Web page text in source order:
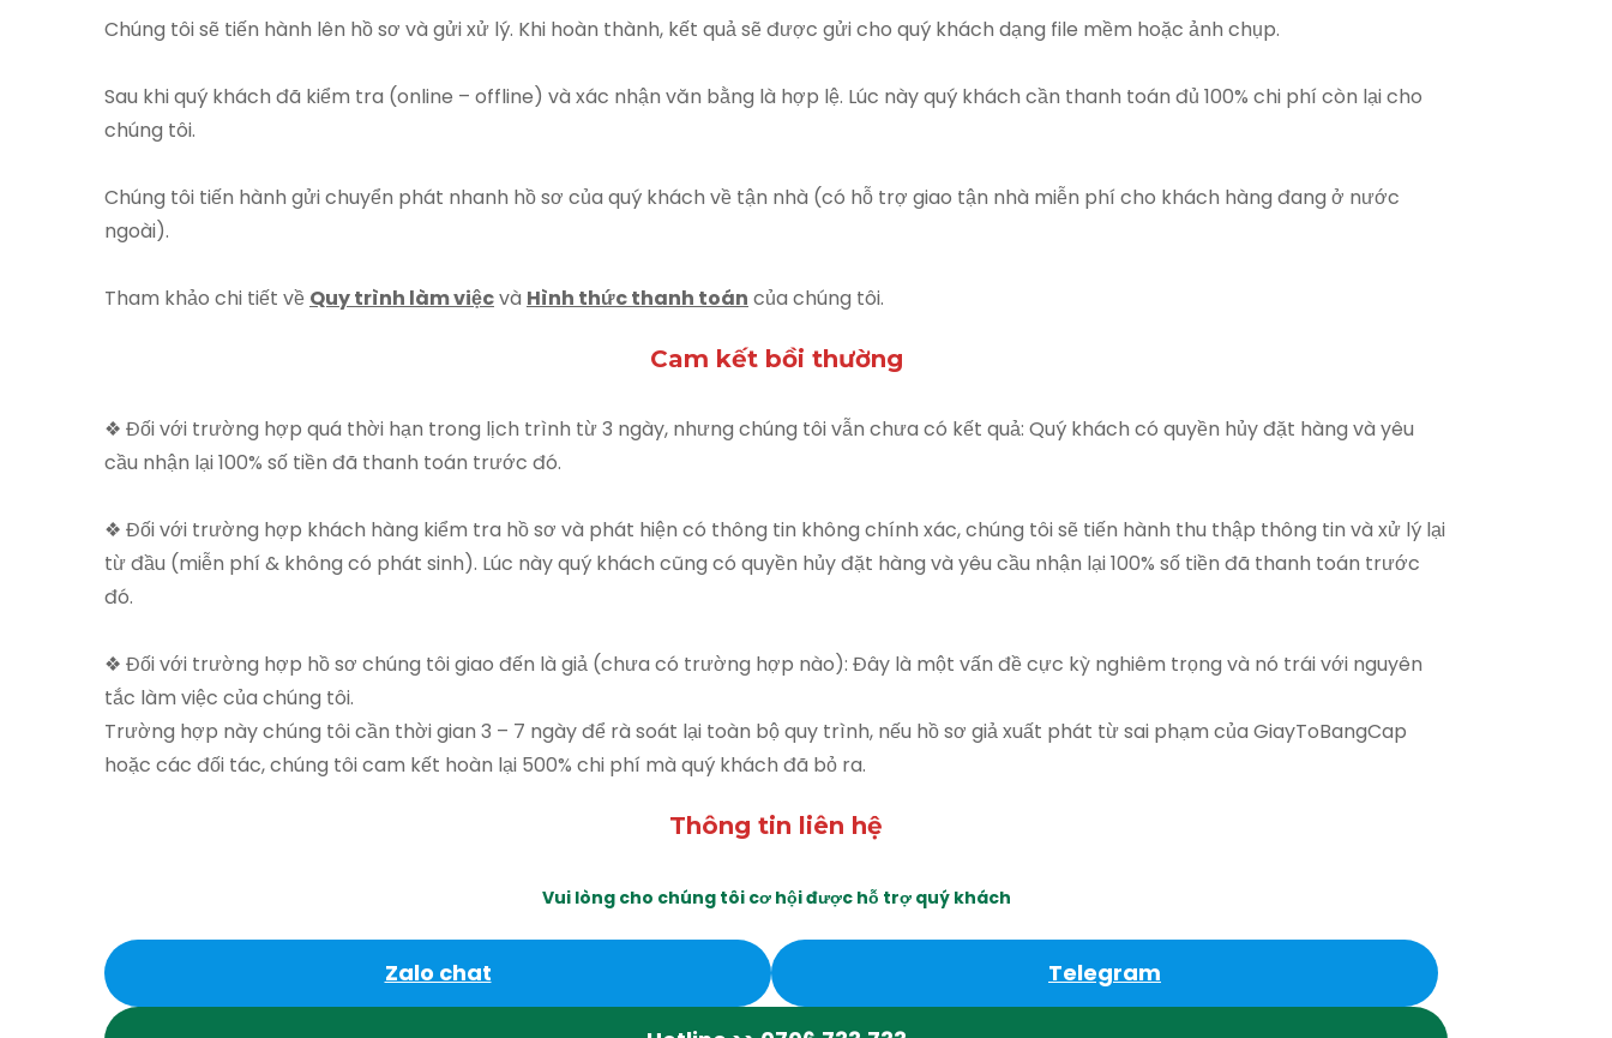
Chúng tôi sẽ tiến hành lên hồ sơ và gửi xử lý. Khi hoàn thành, kết quả sẽ được gửi cho quý khách dạng file mềm hoặc ảnh chụp.
Sau khi quý khách đã kiểm tra (online – offline) và xác nhận văn bằng là hợp lệ. Lúc này quý khách cần thanh toán đủ 100% chi phí còn lại cho
chúng tôi.
Chúng tôi tiến hành gửi chuyển phát nhanh hồ sơ của quý khách về tận nhà (có hỗ trợ giao tận nhà miễn phí cho khách hàng đang ở nước
ngoài).
Tham khảo chi tiết về Quy trình làm việcvà Hình thức thanh toán của chúng tôi.
Cam kết bồi thường
❖ Đối với trường hợp quá thời hạn trong lịch trình từ 3 ngày, nhưng chúng tôi vẫn chưa có kết quả: Quý khách có quyền hủy đặt hàng và yêu
cầu nhận lại 100% số tiền đã thanh toán trước đó.
❖ Đối với trường hợp khách hàng kiểm tra hồ sơ và phát hiện có thông tin không chính xác, chúng tôi sẽ tiến hành thu thập thông tin và xử lý lại
từ đầu (miễn phí & không có phát sinh). Lúc này quý khách cũng có quyền hủy đặt hàng và yêu cầu nhận lại 100% số tiền đã thanh toán trước
đó.
❖ Đối với trường hợp hồ sơ chúng tôi giao đến là giả (chưa có trường hợp nào): Đây là một vấn đề cực kỳ nghiêm trọng và nó trái với nguyên
tắc làm việc của chúng tôi.
Trường hợp này chúng tôi cần thời gian 3 – 7 ngày để rà soát lại toàn bộ quy trình, nếu hồ sơ giả xuất phát từ sai phạm của GiayToBangCap
hoặc các đối tác, chúng tôi cam kết hoàn lại 500% chi phí mà quý khách đã bỏ ra.
Thông tin liên hệ
Vui lòng cho chúng tôi cơ hội được hỗ trợ quý khách
Zalo chat Telegram